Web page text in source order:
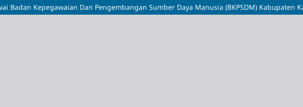
Badan Kepegawaian Dan Pengembangan Sumber Daya Manusia (BKPSDM) Kabupaten